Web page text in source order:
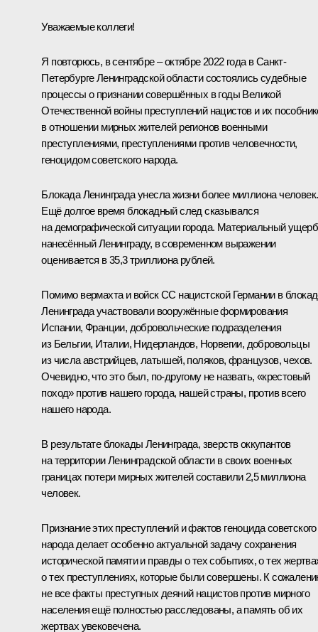
Уважаемые коллеги!
Я повторюсь, в сентябре – октябре 2022 года в Санкт-
Петербурге Ленинградской области состоялись судебные
процессы о признании совершённых в годы Великой
Отечественной войны преступлений нацистов и их
в отношении мирных жителей регионов военными
преступлениями, преступлениями против человечности,
геноцидом советского народа.
Блокада Ленинграда унесла жизни более миллиона человек.
Ещё долгое время блокадный след сказывался
на демографической ситуации города. Материальный
нанесённый Ленинграду, в современном выражении
оценивается в 35,3 триллиона рублей.
Помимо вермахта и войск СС нацистской Германии в
Ленинграда участвовали вооружённые формирования
Испании, Франции, добровольческие подразделения
из Бельгии, Италии, Нидерландов, Норвегии, добровольцы
из числа австрийцев, латышей, поляков, французов, чехов.
Очевидно, что это был, по-другому не назвать, «крестовый
поход» против нашего города, нашей страны, против всего
нашего народа.
В результате блокады Ленинграда, зверств оккупантов
на территории Ленинградской области в своих военных
границах потери мирных жителей составили 2,5 миллиона
человек.
Признание этих преступлений и фактов геноцида советского
народа делает особенно актуальной задачу сохранения
исторической памяти и правды о тех событиях, о тех
о тех преступлениях, которые были совершены. К
не все факты преступных деяний нацистов против мирного
населения ещё полностью расследованы, а память об их
жертвах увековечена.